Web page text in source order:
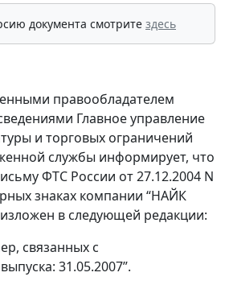
документа смотрите здесь
правообладателем
Главное управление
и торговых ограничений
службы информирует, что
ФТС России от 27.12.2004 N
знаках компании “НАЙК
в следующей редакции:
связанных с
31.05.2007”.